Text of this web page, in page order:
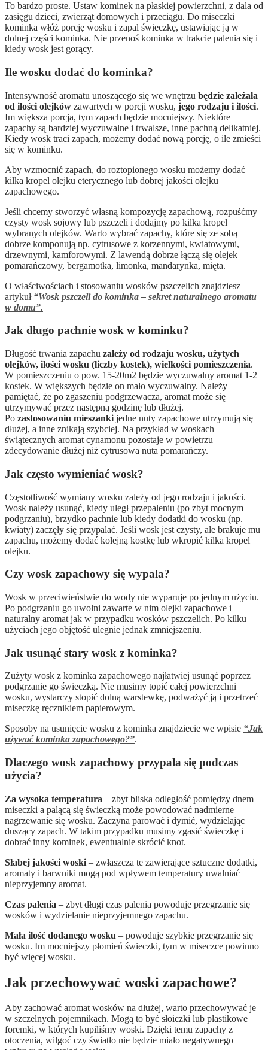
To bardzo proste. Ustaw kominek na płaskiej powierzchni, z dala od
zasięgu dzieci, zwierząt domowych i przeciągu. Do miseczki
kominka włóż porcję wosku i zapal świeczkę, ustawiając ją w
dolnej części kominka. Nie przenoś kominka w trakcie palenia się i
kiedy wosk jest gorący.
Ile wosku dodać do kominka?
Intensywność aromatu unoszącego się we wnętrzu będzie zależała
od ilości olejków zawartych w porcji wosku, jego rodzaju i ilości.
Im większa porcja, tym zapach będzie mocniejszy. Niektóre
zapachy są bardziej wyczuwalne i trwalsze, inne pachną delikatniej.
Kiedy wosk traci zapach, możemy dodać nową porcję, o ile zmieści
się w kominku.
Aby wzmocnić zapach, do roztopionego wosku możemy dodać
kilka kropel olejku eterycznego lub dobrej jakości olejku
zapachowego.
Jeśli chcemy stworzyć własną kompozycję zapachową, rozpuśćmy
czysty wosk sojowy lub pszczeli i dodajmy po kilka kropel
wybranych olejków. Warto wybrać zapachy, które się ze sobą
dobrze komponują np. cytrusowe z korzennymi, kwiatowymi,
drzewnymi, kamforowymi. Z lawendą dobrze łączą się olejek
pomarańczowy, bergamotka, limonka, mandarynka, mięta.
O właściwościach i stosowaniu wosków pszczelich znajdziesz
artykuł “Wosk pszczeli do kominka – sekret naturalnego aromatu
w domu”.
Jak długo pachnie wosk w kominku?
Długość trwania zapachu zależy od rodzaju wosku, użytych
olejków, ilości wosku (liczby kostek), wielkości pomieszczenia.
W pomieszczeniu o pow. 15-20m2 będzie wyczuwalny aromat 1-2
kostek. W większych będzie on mało wyczuwalny. Należy
pamiętać, że po zgaszeniu podgrzewacza, aromat może się
utrzymywać przez następną godzinę lub dłużej.
Po zastosowaniu mieszanki jedne nuty zapachowe utrzymują się
dłużej, a inne znikają szybciej. Na przykład w woskach
świątecznych aromat cynamonu pozostaje w powietrzu
zdecydowanie dłużej niż cytrusowa nuta pomarańczy.
Jak często wymieniać wosk?
Częstotliwość wymiany wosku zależy od jego rodzaju i jakości.
Wosk należy usunąć, kiedy uległ przepaleniu (po zbyt mocnym
podgrzaniu), brzydko pachnie lub kiedy dodatki do wosku (np.
kwiaty) zaczęły się przypalać. Jeśli wosk jest czysty, ale brakuje mu
zapachu, możemy dodać kolejną kostkę lub wkropić kilka kropel
olejku.
Czy wosk zapachowy się wypala?
Wosk w przeciwieństwie do wody nie wyparuje po jednym użyciu.
Po podgrzaniu go uwolni zawarte w nim olejki zapachowe i
naturalny aromat jak w przypadku wosków pszczelich. Po kilku
użyciach jego objętość ulegnie jednak zmniejszeniu.
Jak usunąć stary wosk z kominka?
Zużyty wosk z kominka zapachowego najłatwiej usunąć poprzez
podgrzanie go świeczką. Nie musimy topić całej powierzchni
wosku, wystarczy stopić dolną warstewkę, podważyć ją i przetrzeć
miseczkę ręcznikiem papierowym.
Sposoby na usunięcie wosku z kominka znajdziecie we wpisie “Jak
używać kominka zapachowego?”.
Dlaczego wosk zapachowy przypala się podczas
użycia?
Za wysoka temperatura – zbyt bliska odległość pomiędzy dnem
miseczki a palącą się świeczką może powodować nadmierne
nagrzewanie się wosku. Zaczyna parować i dymić, wydzielając
duszący zapach. W takim przypadku musimy zgasić świeczkę i
dobrać inny kominek, ewentualnie skrócić knot.
Słabej jakości woski – zwłaszcza te zawierające sztuczne dodatki,
aromaty i barwniki mogą pod wpływem temperatury uwalniać
nieprzyjemny aromat.
Czas palenia – zbyt długi czas palenia powoduje przegrzanie się
wosków i wydzielanie nieprzyjemnego zapachu.
Mała ilość dodanego wosku – powoduje szybkie przegrzanie się
wosku. Im mocniejszy płomień świeczki, tym w miseczce powinno
być więcej wosku.
Jak przechowywać woski zapachowe?
Aby zachować aromat wosków na dłużej, warto przechowywać je
w szczelnych pojemnikach. Mogą to być słoiczki lub plastikowe
foremki, w których kupiliśmy woski. Dzięki temu zapachy z
otoczenia, wilgoć czy światło nie będzie miało negatywnego